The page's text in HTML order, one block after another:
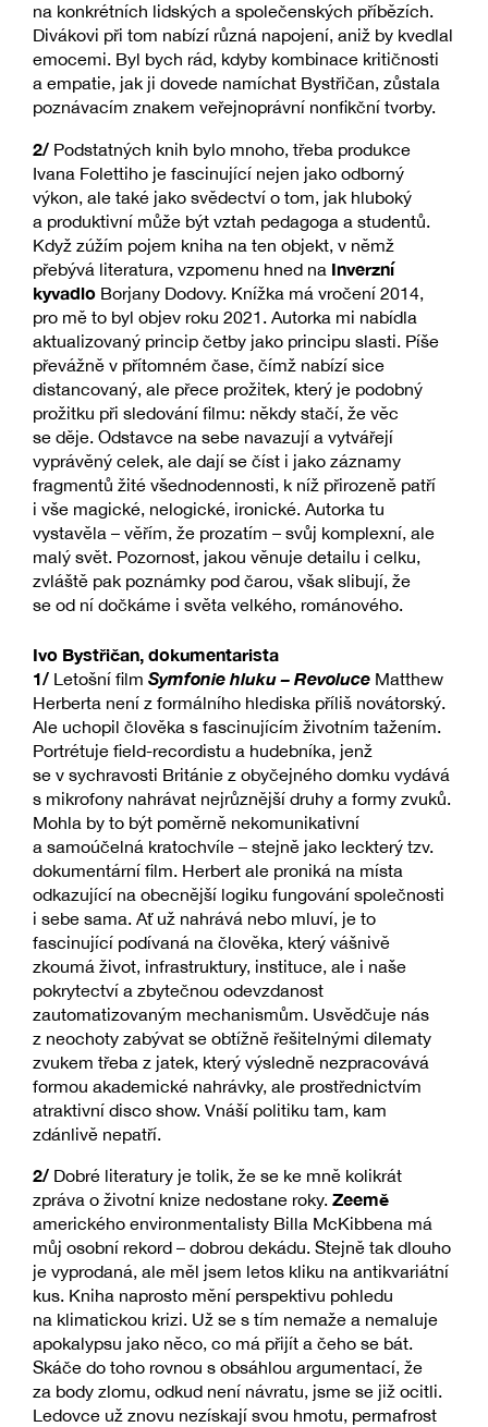
na konkrétních lidských a společenských příbězích.
Divákovi při tom nabízí různá napojení, aniž by kvedlal
emocemi. Byl bych rád, kdyby kombinace kritičnosti
a empatie, jak ji dovede namíchat Bystřičan, zůstala
poznávacím znakem veřejnoprávní nonfikční tvorby.
2/ Podstatných knih bylo mnoho, třeba produkce
Ivana Folettiho je fascinující nejen jako odborný
výkon, ale také jako svědectví o tom, jak hluboký
a produktivní může být vztah pedagoga a studentů.
Když zúžím pojem kniha na ten objekt, v němž
přebývá literatura, vzpomenu hned na Inverzní
kyvadlo Borjany Dodovy. Knížka má vročení 2014,
pro mě to byl objev roku 2021. Autorka mi nabídla
aktualizovaný princip četby jako principu slasti. Píše
převážně v přítomném čase, čímž nabízí sice
distancovaný, ale přece prožitek, který je podobný
prožitku při sledování filmu: někdy stačí, že věc
se děje. Odstavce na sebe navazují a vytvářejí
vyprávěný celek, ale dají se číst i jako záznamy
fragmentů žité všednodennosti, k níž přirozeně patří
i vše magické, nelogické, ironické. Autorka tu
vystavěla – věřím, že prozatím – svůj komplexní, ale
malý svět. Pozornost, jakou věnuje detailu i celku,
zvláště pak poznámky pod čarou, však slibují, že
se od ní dočkáme i světa velkého, románového.
Ivo Bystřičan, dokumentarista
1/ Letošní film Symfonie hluku – Revoluce Matthew
Herberta není z formálního hlediska příliš novátorský.
Ale uchopil člověka s fascinujícím životním tažením.
Portrétuje field-recordistu a hudebníka, jenž
se v sychravosti Británie z obyčejného domku vydává
s mikrofony nahrávat nejrůznější druhy a formy zvuků.
Mohla by to být poměrně nekomunikativní
a samoúčelná kratochvíle – stejně jako leckterý tzv.
dokumentární film. Herbert ale proniká na místa
odkazující na obecnější logiku fungování společnosti
i sebe sama. Ať už nahrává nebo mluví, je to
fascinující podívaná na člověka, který vášnivě
zkoumá život, infrastruktury, instituce, ale i naše
pokrytectví a zbytečnou odevzdanost
zautomatizovaným mechanismům. Usvědčuje nás
z neochoty zabývat se obtížně řešitelnými dilematy
zvukem třeba z jatek, který výsledně nezpracovává
formou akademické nahrávky, ale prostřednictvím
atraktivní disco show. Vnáší politiku tam, kam
zdánlivě nepatří.
2/ Dobré literatury je tolik, že se ke mně kolikrát
zpráva o životní knize nedostane roky. Zeemě
amerického environmentalisty Billa McKibbena má
můj osobní rekord – dobrou dekádu. Stejně tak dlouho
je vyprodaná, ale měl jsem letos kliku na antikvariátní
kus. Kniha naprosto mění perspektivu pohledu
na klimatickou krizi. Už se s tím nemaže a nemaluje
apokalypsu jako něco, co má přijít a čeho se bát.
Skáče do toho rovnou s obsáhlou argumentací, že
za body zlomu, odkud není návratu, jsme se již ocitli.
Ledovce už znovu nezískají svou hmotu, permafrost